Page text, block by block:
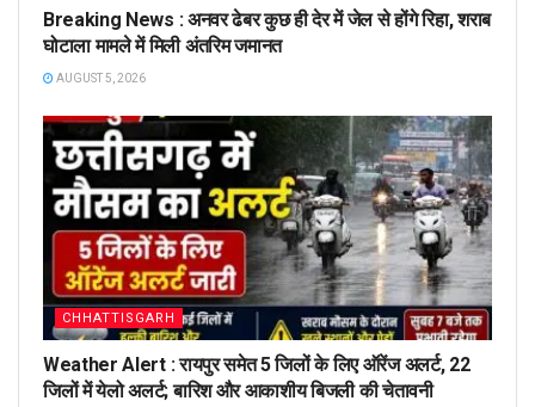
Breaking News : अनवर ढेबर कुछ ही देर में जेल से होंगे रिहा, शराब
घोटाला मामले में मिली अंतरिम जमानत
AUGUST 5, 2026
CHHATTISGARH
Weather Alert : रायपुर समेत 5 जिलों के लिए ऑरेंज अलर्ट, 22
जिलों में येलो अलर्ट; बारिश और आकाशीय बिजली की चेतावनी